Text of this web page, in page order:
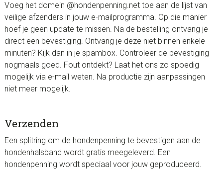
Voeg het domein @hondenpenning.net toe aan de lijst van
veilige afzenders in jouw e-mailprogramma. Op die manier
hoef je geen update te missen. Na de bestelling ontvang je
direct een bevestiging. Ontvang je deze niet binnen enkele
minuten? Kijk dan in je spambox. Controleer de bevestiging
nogmaals goed. Fout ontdekt? Laat het ons zo spoedig
mogelijk via e-mail weten. Na productie zijn aanpassingen
niet meer mogelijk.
Verzenden
Een splitring om de hondenpenning te bevestigen aan de
hondenhalsband wordt gratis meegeleverd. Een
hondenpenning wordt speciaal voor jouw geproduceerd.